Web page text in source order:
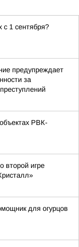
с 1 сентября?
предупреждает
за
РВК-
второй игре
для огурцов